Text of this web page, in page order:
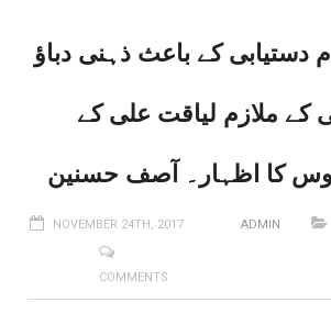
دستیابی کے باعث ذہنی دباؤ
ملازم لیاقت علی کے
کا اظہار۔ آصف حسنین
NOVEMBER 24TH, 2017 ADMIN
COMMENTS